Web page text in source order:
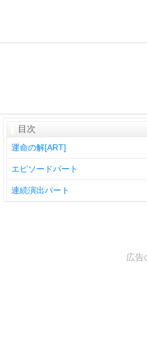
目次
運命の解[ART]
エピソードパート
連続演出パート
広告